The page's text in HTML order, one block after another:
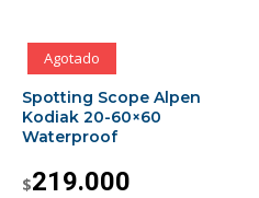
Agotado
Spotting Scope Alpen
Kodiak 20-60×60
Waterproof
$219.000